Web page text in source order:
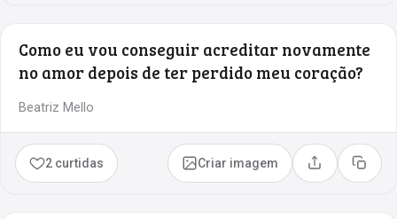
Como eu vou conseguir acreditar novamente
no amor depois de ter perdido meu coração?
Beatriz Mello
2 curtidas Criar imagem Compartilhar
Copiar